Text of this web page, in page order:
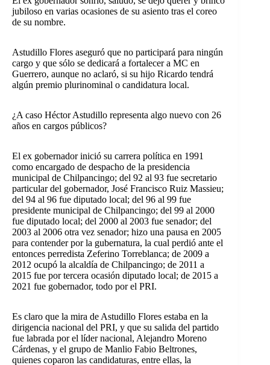
jubiloso en varias ocasiones de su asiento tras el coreo
de su nombre.
Astudillo Flores aseguró que no participará para ningún
cargo y que sólo se dedicará a fortalecer a MC en
Guerrero, aunque no aclaró, si su hijo Ricardo tendrá
algún premio plurinominal o candidatura local.
¿A caso Héctor Astudillo representa algo nuevo con 26
años en cargos públicos?
El ex gobernador inició su carrera política en 1991
como encargado de despacho de la presidencia
municipal de Chilpancingo; del 92 al 93 fue secretario
particular del gobernador, José Francisco Ruiz Massieu;
del 94 al 96 fue diputado local; del 96 al 99 fue
presidente municipal de Chilpancingo; del 99 al 2000
fue diputado local; del 2000 al 2003 fue senador; del
2003 al 2006 otra vez senador; hizo una pausa en 2005
para contender por la gubernatura, la cual perdió ante el
entonces perredista Zeferino Torreblanca; de 2009 a
2012 ocupó la alcaldía de Chilpancingo; de 2011 a
2015 fue por tercera ocasión diputado local; de 2015 a
2021 fue gobernador, todo por el PRI.
Es claro que la mira de Astudillo Flores estaba en la
dirigencia nacional del PRI, y que su salida del partido
fue labrada por el líder nacional, Alejandro Moreno
Cárdenas, y el grupo de Manlio Fabio Beltrones,
quienes coparon las candidaturas, entre ellas, la